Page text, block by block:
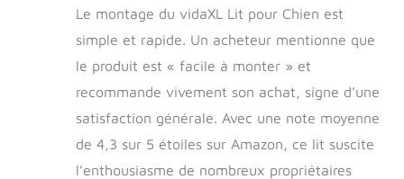
de remplissage :
mousse
Le montage du vidaXL Lit pour Chien est
simple et rapide. Un acheteur mentionne que
le produit est « facile à monter » et
recommande vivement son achat, signe d’une
satisfaction générale. Avec une note moyenne
de 4,3 sur 5 étoiles sur Amazon, ce lit suscite
l’enthousiasme de nombreux propriétaires